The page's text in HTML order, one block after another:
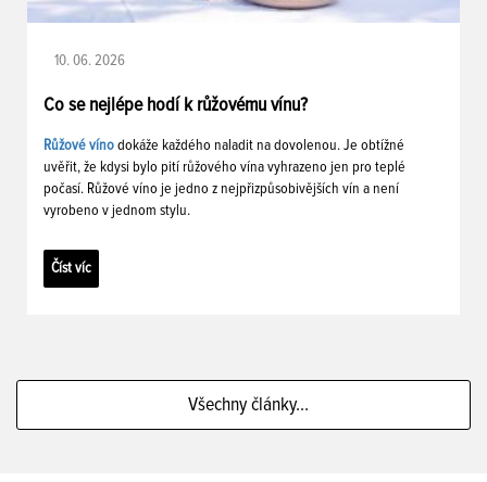
10. 06. 2026
Co se nejlépe hodí k růžovému vínu?
Růžové víno dokáže každého naladit na dovolenou. Je obtížné
uvěřit, že kdysi bylo pití růžového vína vyhrazeno jen pro teplé
počasí. Růžové víno je jedno z nejpřizpůsobivějších vín a není
vyrobeno v jednom stylu.
Číst víc
Všechny články...